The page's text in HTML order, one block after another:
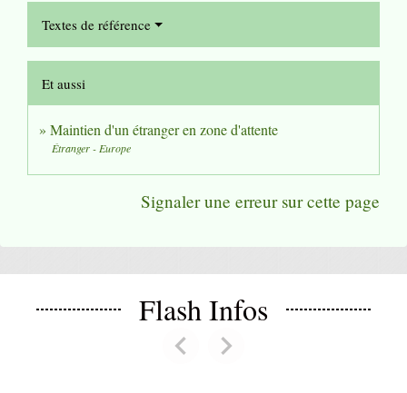
Textes de référence
Et aussi
Maintien d'un étranger en zone d'attente
Étranger - Europe
Signaler une erreur sur cette page
Flash Infos
chevron_leftPreviouschevron_rightNext